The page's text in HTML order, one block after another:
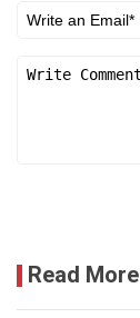
Read More